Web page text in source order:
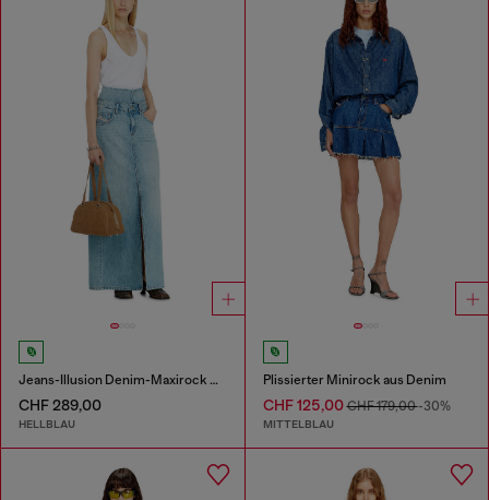
Jeans-Illusion Denim-Maxirock mit Schlitzen
CHF 289,00
HELLBLAU
Plissierter Minirock aus Denim
CHF 125,00CHF 179,00-30%
MITTELBLAU